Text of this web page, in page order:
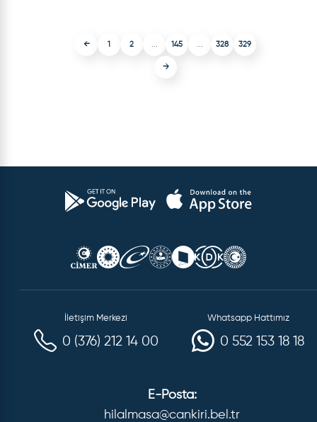
← 1 2 145 328 329
→
İletişim Merkezi
0 (376) 212 14 00
Whatsapp Hattımız
0 552 153 18 18
E-Posta:
hilalmasa@cankiri.bel.tr